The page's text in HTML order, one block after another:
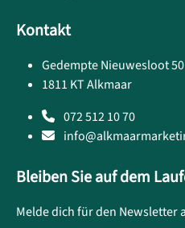
Kontakt
Gedempte Nieuwesloot 50
1811 KT Alkmaar
072 512 10 70
Bleiben Sie auf dem
Melde dich für den Newsletter